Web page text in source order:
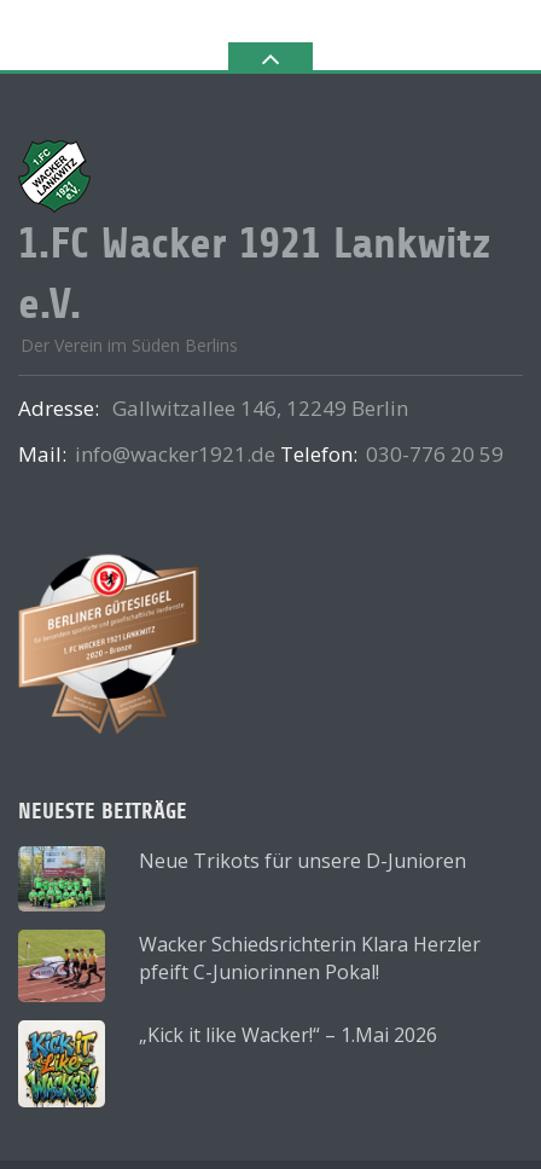
1.FC Wacker 1921 Lankwitz
e.V.
Der Verein im Süden Berlins
Adresse: Gallwitzallee 146, 12249 Berlin
Mail: info@wacker1921.de Telefon: 030-776 20 59
NEUESTE BEITRÄGE
Neue Trikots für unsere D-Junioren
Wacker Schiedsrichterin Klara Herzler
pfeift C-Juniorinnen Pokal!
„Kick it like Wacker!“ – 1.Mai 2026